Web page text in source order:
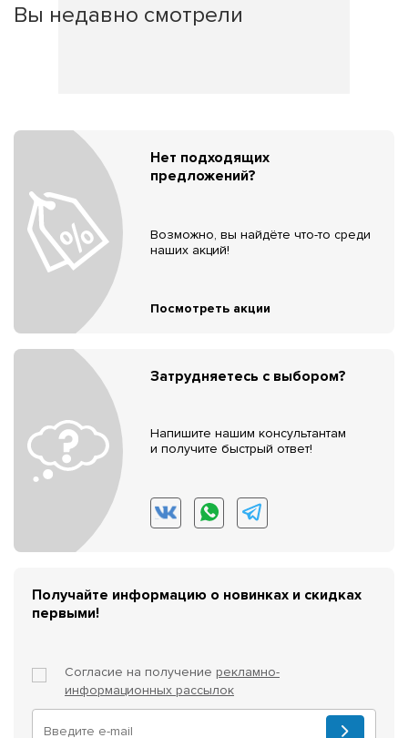
Вы недавно смотрели
Нет подходящих
предложений?
Возможно, вы найдёте что-то среди
наших акций!
Посмотреть акции
Затрудняетесь с выбором?
Напишите нашим консультантам
и получите быстрый ответ!
Получайте информацию о новинках и скидках
первыми!
Согласие на получение рекламно-
информационных рассылок